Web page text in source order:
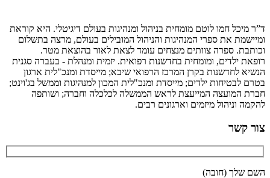
ד”ר מיכל חמו לוטם מומחית בניהול ומנהיגות בעולם דיגיטלי. היא קוראת
ומיישמת את ספרי המנהיגות והניהול המובילים בעולם, מרצה בתשלום
וכותבת. ספרה צוותים מנצחים עומד לצאת לאור בהוצאת מטר.
רופאת ילדים, ומומחית בחדשנות רפואית. יזמית ומנהלת - בעברה סגנית
הנשיא לחדשנות בקרן המרכז הרפואי שיבא; מייסדת ומנכ"לית ארגון
בטרם לבטיחות ילדים; מייסדת ומנכ"לית המכון למנהיגות וממשל בג'וינט;
חברת המועצה המייעצת לראש הממשלה לכלכלה וחברה; ושותפה
להקמה וניהול מיזמים וארגונים רבים.
צור קשר
השם שלך (חובה)